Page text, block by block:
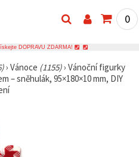
0
DOPRAVU ZDARMA!
› Vánoce (1155)› Vánoční figurky
– sněhulák, 95×180×10 mm, DIY